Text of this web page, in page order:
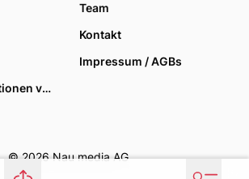
Team
Kontakt
Impressum / AGBs
Datenschutzoptionen verwalten
© 2026 Nau media AG